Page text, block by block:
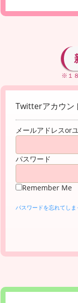
※１
Twitterアカウン
メールアドレスor
パスワード
Remember Me
パスワードを忘れてしま